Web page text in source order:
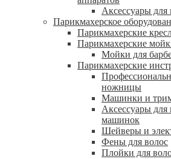
Аксессуары
Парикмахерское
Парикмахерские
Парикмахерские
Мойки для
Парикмахерские
ножницы
Машинки и
Аксессуары для
машинок
Шейверы и
Фены для волос
Плойки для